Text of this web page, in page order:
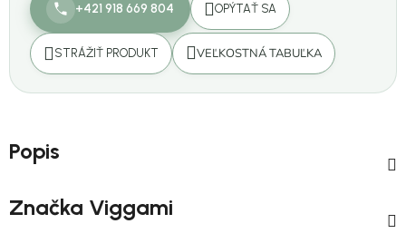
+421 918 669 804 OPÝTAŤ SA
STRÁŽIŤ PRODUKT VEĽKOSTNÁ TABUĽKA
Popis
Značka Viggami